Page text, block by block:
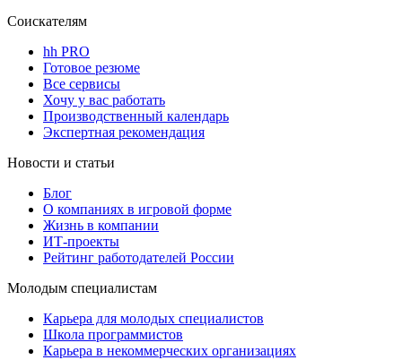
Соискателям
hh PRO
Готовое резюме
Все сервисы
Хочу у вас работать
Производственный календарь
Экспертная рекомендация
Новости и статьи
Блог
О компаниях в игровой форме
Жизнь в компании
ИТ-проекты
Рейтинг работодателей России
Молодым специалистам
Карьера для молодых специалистов
Школа программистов
Карьера в некоммерческих организациях